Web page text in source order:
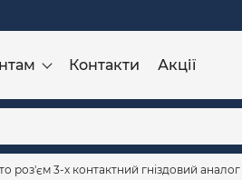
Контакти Акції
роз'єм 3-х контактний гніздовий